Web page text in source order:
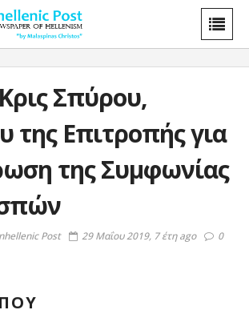
Σπύρου,
της Επιτροπής για
της Συμφωνίας
Post 29 Μαΐου 2019, 7 έτη ago
0